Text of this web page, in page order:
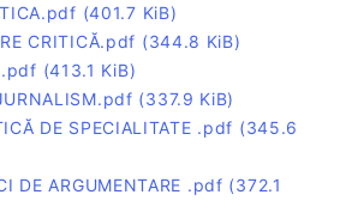
(401.7 KiB)
CRITICĂ.pdf (344.8 KiB)
(413.1 KiB)
(337.9 KiB)
DE SPECIALITATE .pdf (345.6
DE ARGUMENTARE .pdf (372.1